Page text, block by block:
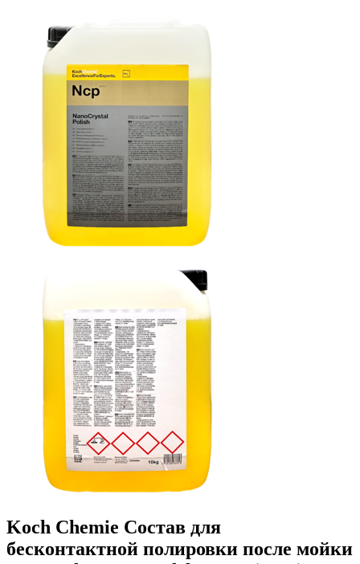
Koch Chemie Состав для
бесконтактной полировки после мойки